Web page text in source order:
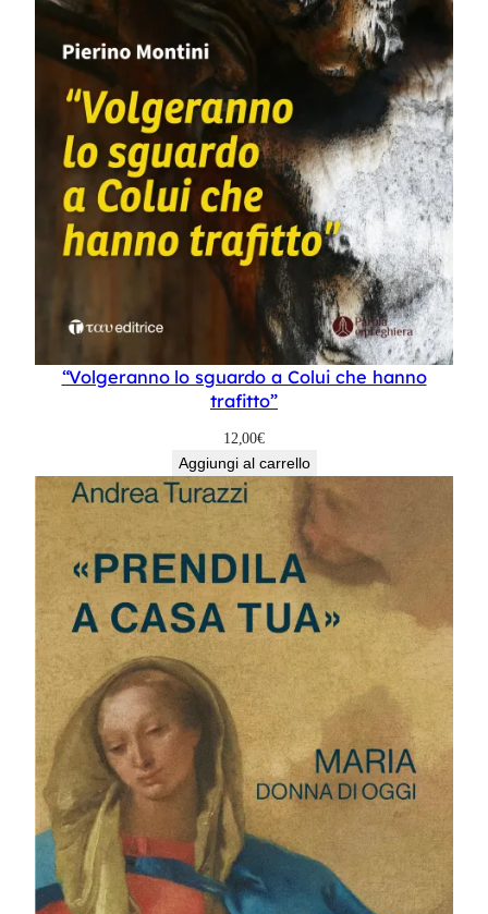
“Volgeranno lo sguardo a Colui che hanno
trafitto”
12,00€
Aggiungi al carrello